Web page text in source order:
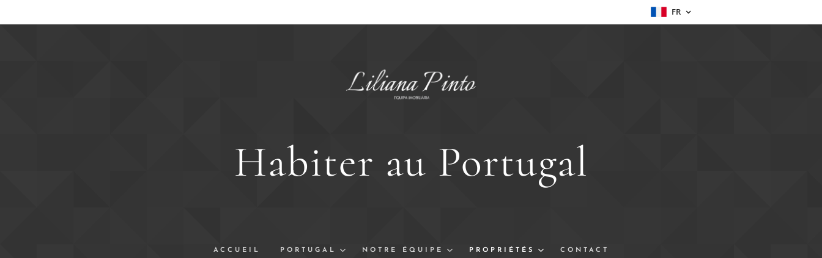
FR
Habiter au Portugal
ACCUEIL PORTUGAL NOTRE ÉQUIPE PROPRIÉTÉS CONTACT